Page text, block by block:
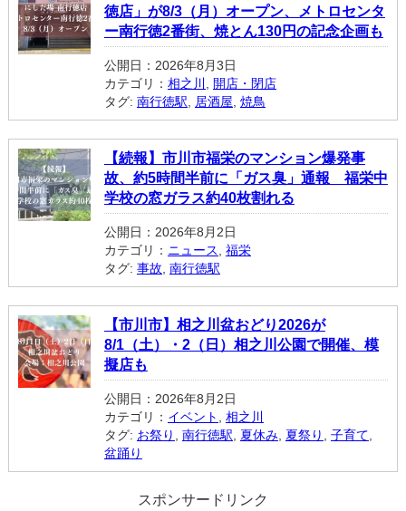
徳店」が8/3（月）オープン、メトロセンタ
ー南行徳2番街、焼とん130円の記念企画も
公開日：2026年8月3日
カテゴリ： 相之川
開店・閉店
タグ: 南行徳駅 居酒屋 焼鳥
【続報】市川市福栄のマンション爆発事
故、約5時間半前に「ガス臭」通報 福栄中
学校の窓ガラス約40枚割れる
公開日：2026年8月2日
カテゴリ： ニュース
福栄
タグ: 事故 南行徳駅
【市川市】相之川盆おどり2026が
8/1（土）・2（日）相之川公園で開催、模
擬店も
公開日：2026年8月2日
カテゴリ： イベント
相之川
タグ: お祭り 南行徳駅 夏休み, 夏祭り 子育て
盆踊り
スポンサードリンク